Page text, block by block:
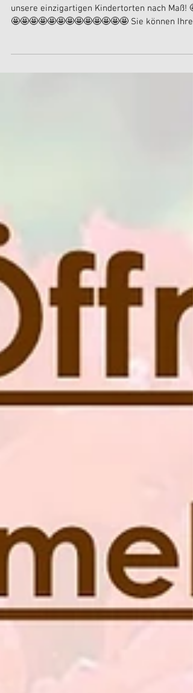
unsere einzigartigen Kindertorten nach Maß! 🤩
🤩🤩🤩🤩🤩🤩🤩🤩🤩🤩🤩🤩🤩 Sie können Ihre...